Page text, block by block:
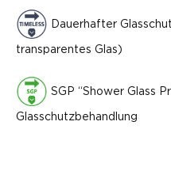
Dauerhafter
transparentes Glas)
SGP “Shower Glass
Glasschutzbehandlung